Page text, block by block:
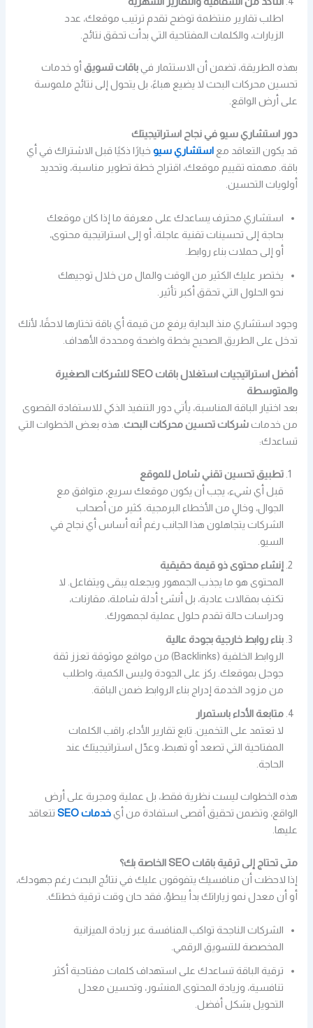
اطلب تقارير منتظمة توضح تقدم ترتيب موقعك، عدد
الزيارات، والكلمات المفتاحية التي بدأت تحقق نتائج.
بهذه الطريقة، تضمن أن الاستثمار فيباقات تسويق أو خدمات
تحسين محركات البحث لا يضيع هباءً، بل يتحول إلى نتائج ملموسة
على أرض الواقع.
دور استشاري سيو في نجاح استراتيجيتك
قد يكون التعاقد مع استشاري سيو خيارًا ذكيًا قبل الاشتراك في أي
باقة. مهمته تقييم موقعك، اقتراح خطة تطوير مناسبة، وتحديد
أولويات التحسين.
استشاري محترف يساعدك على معرفة ما إذا كان موقعك
بحاجة إلى تحسينات تقنية عاجلة، أو إلى استراتيجية محتوى،
أو إلى حملات بناء روابط.
يختصر عليك الكثير من الوقت والمال من خلال توجيهك
نحو الحلول التي تحقق أكبر تأثير.
وجود استشاري منذ البداية يرفع من قيمة أي باقة تختارها لاحقًا، لأنك
تدخل على الطريق الصحيح بخطة واضحة ومحددة الأهداف.
أفضل استراتيجيات استغلال باقات SEO للشركات الصغيرة
والمتوسطة
بعد اختيار الباقة المناسبة، يأتي دور التنفيذ الذكي للاستفادة القصوى
من خدماتشركات تحسين محركات البحث . هذه بعض الخطوات التي
تساعدك:
تطبيق تحسين تقني شامل للموقع
قبل أي شيء، يجب أن يكون موقعك سريع، متوافق مع
الجوال، وخالٍ من الأخطاء البرمجية. كثير من أصحاب
الشركات يتجاهلون هذا الجانب رغم أنه أساس أي نجاح في
السيو.
إنشاء محتوى ذو قيمة حقيقية
المحتوى هو ما يجذب الجمهور ويجعله يبقى ويتفاعل. لا
تكتفِ بمقالات عادية، بل أنشئ أدلة شاملة، مقارنات،
ودراسات حالة تقدم حلول عملية لجمهورك.
بناء روابط خارجية بجودة عالية
الروابط الخلفية (Backlinks) من مواقع موثوقة تعزز ثقة
جوجل بموقعك. ركز على الجودة وليس الكمية، واطلب
من مزود الخدمة إدراج بناء الروابط ضمن الباقة.
متابعة الأداء باستمرار
لا تعتمد على التخمين. تابع تقارير الأداء، راقب الكلمات
المفتاحية التي تصعد أو تهبط، وعدّل استراتيجيتك عند
الحاجة.
هذه الخطوات ليست نظرية فقط، بل عملية ومجربة على أرض
الواقع، وتضمن تحقيق أقصى استفادة من أي خدمات SEO
تتعاقد
عليها.
متى تحتاج إلى ترقية باقات SEO الخاصة بك؟
إذا لاحظت أن منافسيك يتفوقون عليك في نتائج البحث رغم جهودك،
أو أن معدل نمو زياراتك بدأ يبطؤ، فقد حان وقت ترقية خطتك.
الشركات الناجحة تواكب المنافسة عبر زيادة الميزانية
المخصصة للتسويق الرقمي.
ترقية الباقة تساعدك على استهداف كلمات مفتاحية أكثر
تنافسية، وزيادة المحتوى المنشور، وتحسين معدل
التحويل بشكل أفضل.